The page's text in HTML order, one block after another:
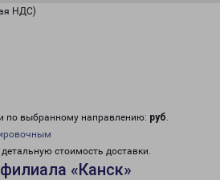
НДС)
по выбранному направлению: руб.
детальную стоимость доставки.
«Канск»